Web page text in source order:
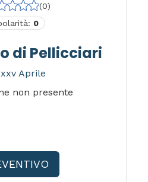
(0)
0
di Pellicciari
Aprile
non presente